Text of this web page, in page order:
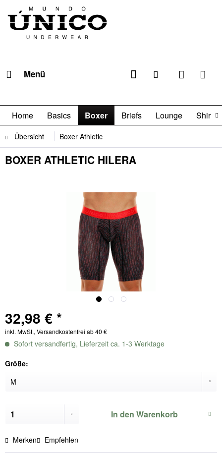
Menü
Home Basics Boxer Briefs Lounge Shirts
Übersicht Boxer Athletic
BOXER ATHLETIC HILERA
32,98 € *
inkl. MwSt., Versandkostenfrei ab 40 €
Sofort versandfertig, Lieferzeit ca. 1-3 Werktage
Größe:
In den Warenkorb
Merken Empfehlen